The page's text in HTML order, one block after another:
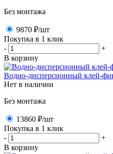
Без монтажа
9870 ₽/шт
Покупка в 1 клик
-
+
В корзину
Водно-дисперсионный клей-
Нет в наличии
Без монтажа
13860 ₽/шт
Покупка в 1 клик
-
+
В корзину